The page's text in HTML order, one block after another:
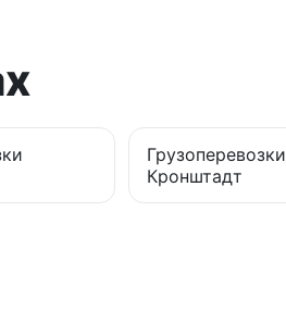
Грузоперевозки
Кронштадт